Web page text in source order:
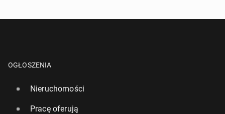
OGŁOSZENIA
Nieruchomości
Pracę oferują